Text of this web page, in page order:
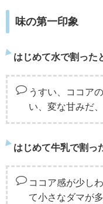
味の第一印象
はじめて水で割った
うすい、ココア
い、変な甘みだ
はじめて牛乳で割っ
ココア感が少し
て小さなダマが